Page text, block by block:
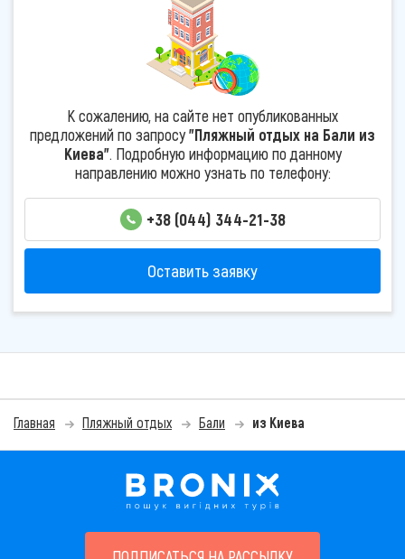
К сожалению, на сайте нет опубликованных
предложений по запросу"Пляжный отдых на Бали из
Киева". Подробную информацию по данному
направлению можно узнать по телефону:
+38 (044) 344-21-38
Оставить заявку
Главная Пляжный отдых Бали из Киева